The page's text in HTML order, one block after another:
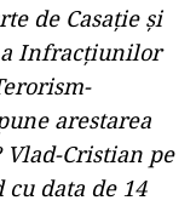
de Casaţie şi
a Infracţiunilor
arestarea
Cristian pe
data de 14